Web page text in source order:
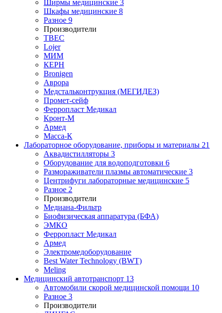
Ширмы медицинские 3
Шкафы медицинские 8
Разное 9
Производители
ТВЕС
Lojer
МИМ
КЕРН
Bronigen
Аврора
Медстальконтрукция (МЕГИДЕЗ)
Промет-сейф
Ферропласт Медикал
Кронт-М
Армед
Масса-К
Лабораторное оборудование, приборы и материалы 21
Аквадистилляторы 3
Оборудование для водоподготовки 6
Размораживатели плазмы автоматические 3
Центрифуги лабораторные медицинские 5
Разное 2
Производители
Медиана-Фильтр
Биофизическая аппаратура (БФА)
ЭМКО
Ферропласт Медикал
Армед
Электромедоборудование
Best Water Technology (BWT)
Meling
Медицинский автотранспорт 13
Автомобили скорой медицинской помощи 10
Разное 3
Производители